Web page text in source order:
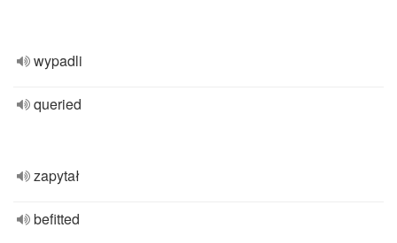
wypadli
queried
zapytał
befitted